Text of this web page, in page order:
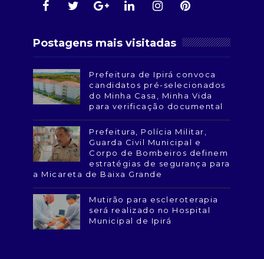
Postagens mais visitadas
Prefeitura de Ipirá convoca
candidatos pré-selecionados
do Minha Casa, Minha Vida
para verificação documental
Prefeitura, Polícia Militar,
Guarda Civil Municipal e
Corpo de Bombeiros definem
estratégias de segurança para
a Micareta de Baixa Grande
Mutirão para escleroterapia
será realizado no Hospital
Municipal de Ipirá